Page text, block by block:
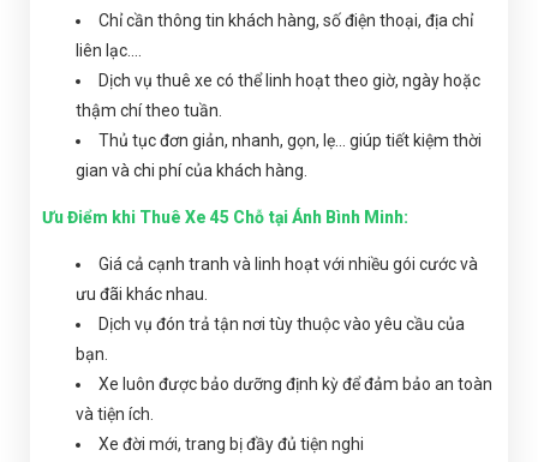
Chỉ cần thông tin khách hàng, số điện thoại, địa chỉ
liên lạc....
Dịch vụ thuê xe có thể linh hoạt theo giờ, ngày hoặc
thậm chí theo tuần.
Thủ tục đơn giản, nhanh, gọn, lẹ... giúp tiết kiệm thời
gian và chi phí của khách hàng.
Ưu Điểm khi Thuê Xe 45 Chỗ tại Ánh Bình Minh:
Giá cả cạnh tranh và linh hoạt với nhiều gói cước và
ưu đãi khác nhau.
Dịch vụ đón trả tận nơi tùy thuộc vào yêu cầu của
bạn.
Xe luôn được bảo dưỡng định kỳ để đảm bảo an toàn
và tiện ích.
Xe đời mới, trang bị đầy đủ tiện nghi